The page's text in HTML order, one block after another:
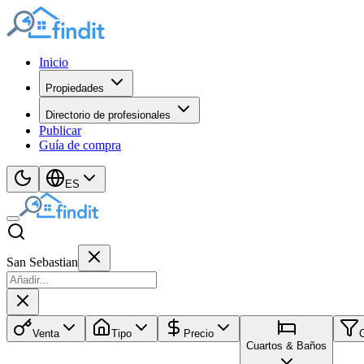
Inicio
Propiedades
Directorio de profesionales
Publicar
Guía de compra
ES
San Sebastian
Venta Tipo
Precio
Cuartos & Baños